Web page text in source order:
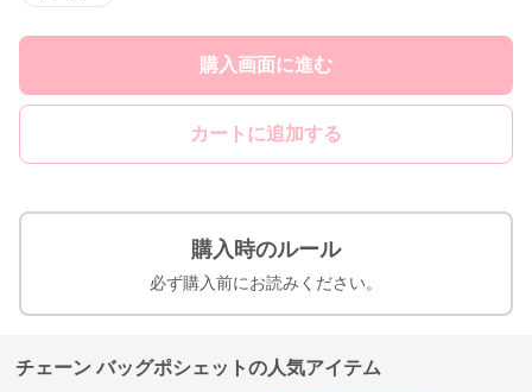
購入画面に進む
カートに追加する
購入時のルール
必ず購入前にお読みください。
チェーン バッグポシェットの人気アイテム